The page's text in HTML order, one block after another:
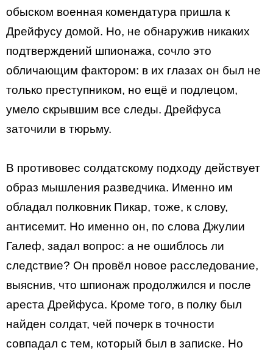
обыском военная комендатура пришла к
Дрейфусу домой. Но, не обнаружив никаких
подтверждений шпионажа, сочло это
обличающим фактором: в их глазах он был не
только преступником, но ещё и подлецом,
умело скрывшим все следы. Дрейфуса
заточили в тюрьму.
В противовес солдатскому подходу действует
образ мышления разведчика. Именно им
обладал полковник Пикар, тоже, к слову,
антисемит. Но именно он, по слова Джулии
Галеф, задал вопрос: а не ошиблось ли
следствие? Он провёл новое расследование,
выяснив, что шпионаж продолжился и после
ареста Дрейфуса. Кроме того, в полку был
найден солдат, чей почерк в точности
совпадал с тем, который был в записке. Но